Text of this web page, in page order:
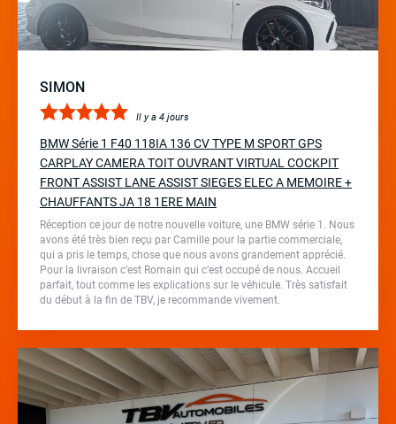
SIMON
Il y a 4 jours
BMW Série 1 F40 118IA 136 CV TYPE M SPORT GPS
CARPLAY CAMERA TOIT OUVRANT VIRTUAL COCKPIT
FRONT ASSIST LANE ASSIST SIEGES ELEC A MEMOIRE +
CHAUFFANTS JA 18 1ERE MAIN
Réception ce jour de notre nouvelle voiture, une BMW série 1. Nous
avons été très bien reçu par Camille pour la partie commerciale,
qui a pris le temps, chose que nous avons grandement apprécié.
Pour la livraison c’est Romain qui c’est occupé de nous. Accueil
parfait, tout comme les explications sur le véhicule. Très satisfait
du début à la fin de TBV, je recommande vivement.